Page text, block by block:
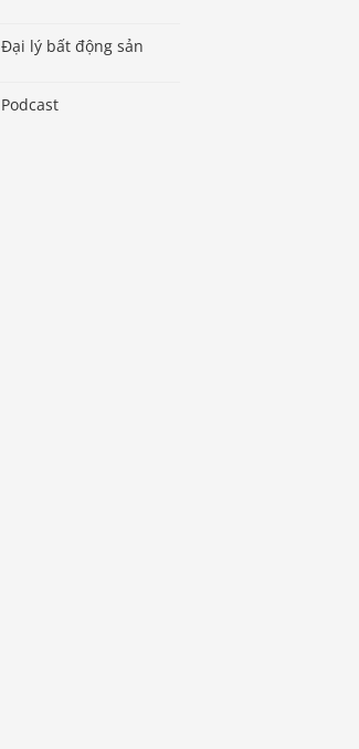
Đại lý bất động sản
Podcast